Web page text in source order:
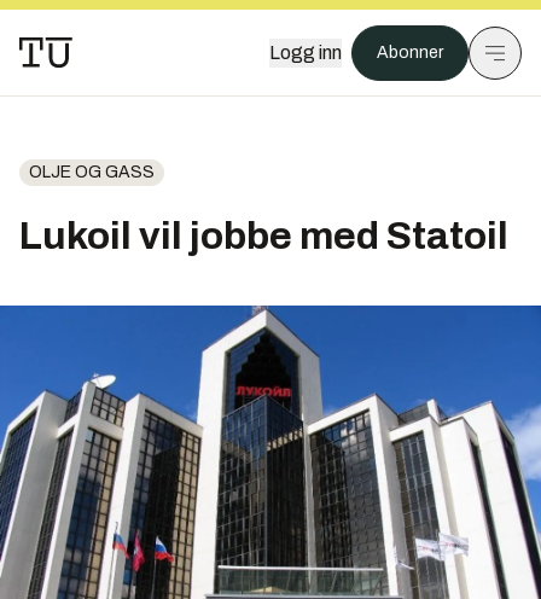
Logg inn Abonner
OLJE OG GASS
Lukoil vil jobbe med Statoil